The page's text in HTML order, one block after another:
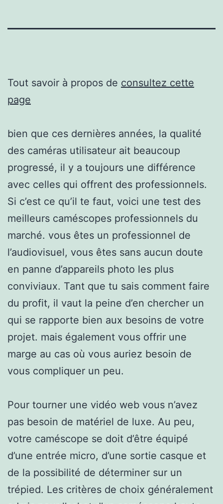
Tout savoir à propos de consultez cette
page
bien que ces dernières années, la qualité
des caméras utilisateur ait beaucoup
progressé, il y a toujours une différence
avec celles qui offrent des professionnels.
Si c’est ce qu’il te faut, voici une test des
meilleurs caméscopes professionnels du
marché. vous êtes un professionnel de
l’audiovisuel, vous êtes sans aucun doute
en panne d’appareils photo les plus
conviviaux. Tant que tu sais comment faire
du profit, il vaut la peine d’en chercher un
qui se rapporte bien aux besoins de votre
projet. mais également vous offrir une
marge au cas où vous auriez besoin de
vous compliquer un peu.
Pour tourner une vidéo web vous n’avez
pas besoin de matériel de luxe. Au peu,
votre caméscope se doit d’être équipé
d’une entrée micro, d’une sortie casque et
de la possibilité de déterminer sur un
trépied. Les critères de choix généralement